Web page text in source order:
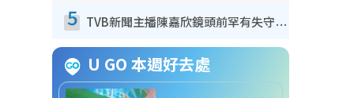
5 TVB新聞主播陳嘉欣鏡頭前罕有失守！遭林超英一句說話突襲嚇親當場大笑
U GO 本週好去處